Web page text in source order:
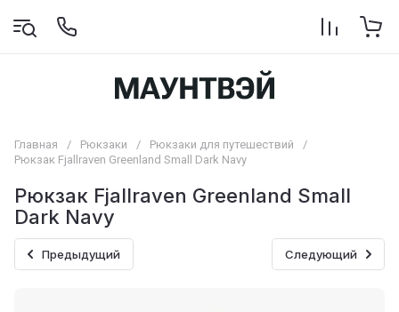
Главная / Рюкзаки / Рюкзаки для путешествий
/
Рюкзак Fjallraven Greenland Small Dark Navy
Рюкзак Fjallraven Greenland Small
Dark Navy
Предыдущий Следующий